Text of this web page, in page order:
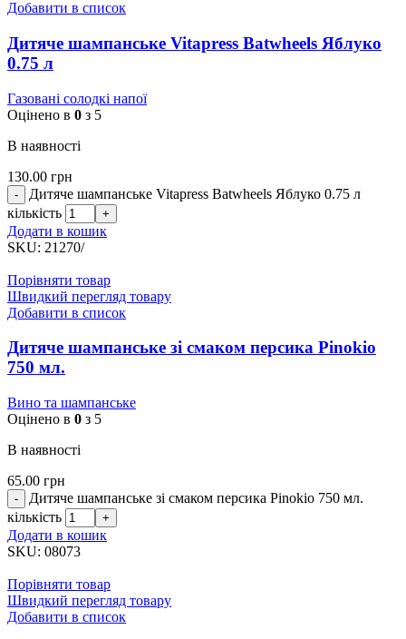
Добавити в список
Дитяче шампанське Vitapress Batwheels Яблуко
0.75 л
Газовані солодкі напої
Оцінено в 0 з 5
В наявності
130.00 грн
Дитяче шампанське Vitapress Batwheels Яблуко 0.75 л
кількість
Додати в кошик
SKU: 21270/
Порівняти товар
Швидкий перегляд товару
Добавити в список
Дитяче шампанське зі смаком персика Pinokio
750 мл.
Вино та шампанське
Оцінено в 0 з 5
В наявності
65.00 грн
Дитяче шампанське зі смаком персика Pinokio 750 мл.
кількість
Додати в кошик
SKU: 08073
Порівняти товар
Швидкий перегляд товару
Добавити в список